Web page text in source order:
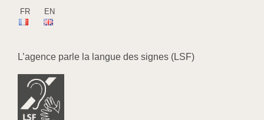
FR EN
L’agence parle la langue des signes (LSF)